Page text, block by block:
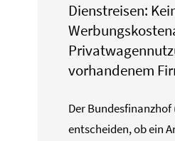
Dienstreisen:
vorhandenem
Der Bundesfinanzhof
entscheiden, ob ein